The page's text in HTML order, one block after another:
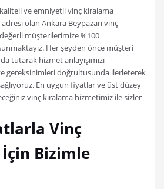
ve emniyetli vinç kiralama
olan Ankara Beypazarı vinç
müşterilerimize %100
Her şeyden önce müşteri
tutarak hizmet anlayışımızı
gereksinimleri doğrultusunda ilerleterek
En uygun fiyatlar ve üst düzey
vinç kiralama hizmetimiz ile sizler
Vinç
Bizimle